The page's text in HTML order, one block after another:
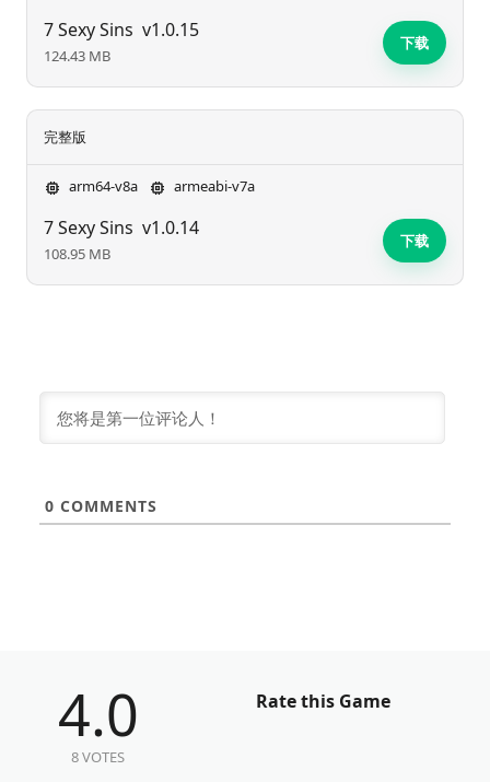
7 Sexy Sins v1.0.15
124.43 MB
下载
完整版
arm64-v8a armeabi-v7a
7 Sexy Sins v1.0.14
108.95 MB
下载
0 COMMENTS
4.0
8 VOTES
Rate this Game